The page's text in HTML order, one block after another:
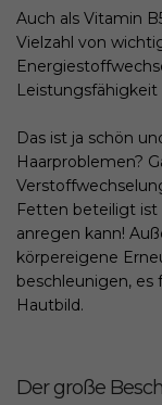
Auch als Vitamin
Vielzahl von
Das ist ja schön
Haarproblemen?
Fetten beteiligt ist
anregen kann!
körpereigene
beschleunigen,
Hautbild.
Der große